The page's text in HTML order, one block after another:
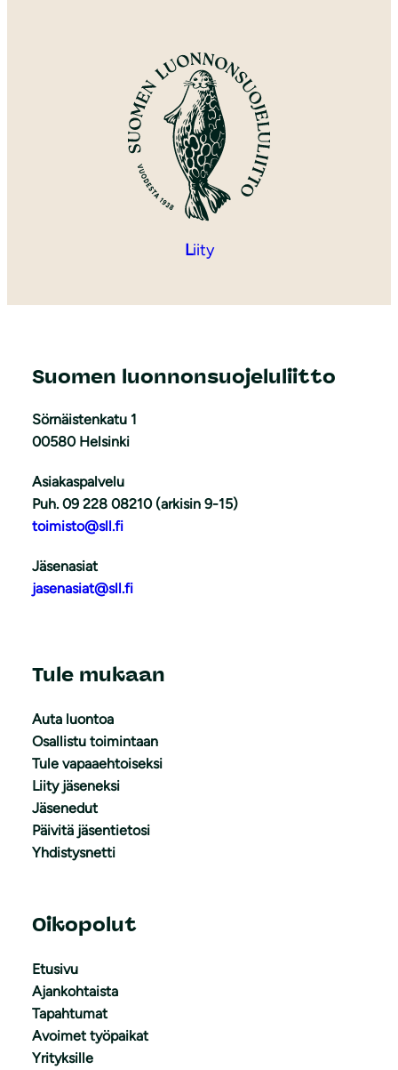
Liity
Suomen luonnonsuojeluliitto
Sörnäistenkatu 1
00580 Helsinki
Asiakaspalvelu
Puh. 09 228 08210 (arkisin 9-15)
toimisto@sll.fi
Jäsenasiat
jasenasiat@sll.fi
Tule mukaan
Auta luontoa
Osallistu toimintaan
Tule vapaaehtoiseksi
Liity jäseneksi
Jäsenedut
Päivitä jäsentietosi
Yhdistysnetti
Oikopolut
Etusivu
Ajankohtaista
Tapahtumat
Avoimet työpaikat
Yrityksille